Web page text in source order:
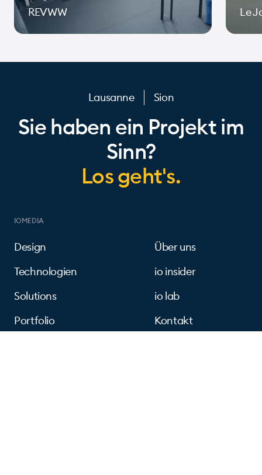
REVWW Le
Lausanne Sion
Sie haben ein Projekt im
Sinn?
Los geht's.
IOMEDIA
Design
Technologien
Solutions
Portfolio
Über uns
io insider
io lab
Kontakt